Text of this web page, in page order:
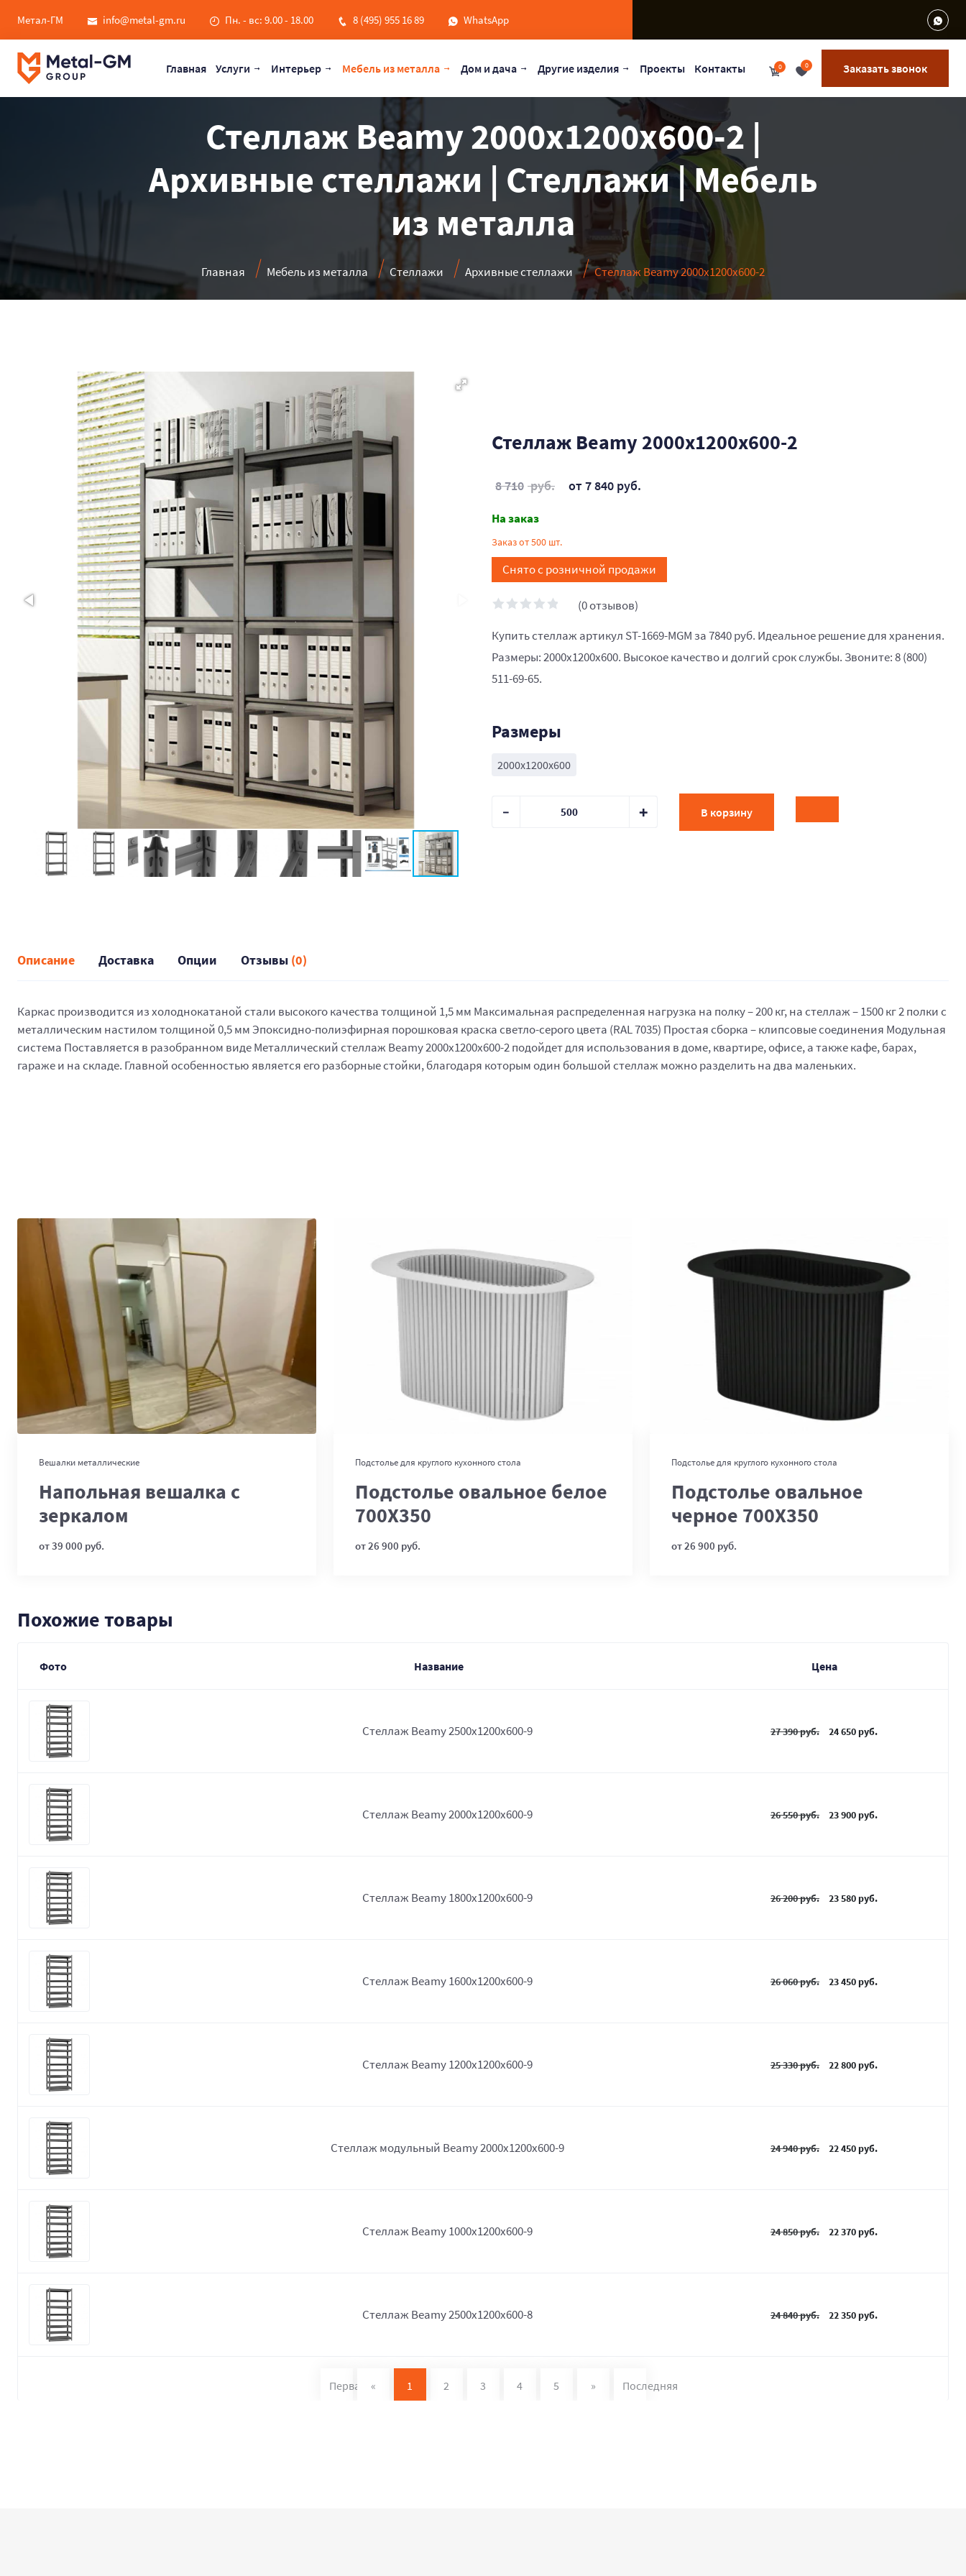
Метал-ГМ info@metal-gm.ru Пн. - вс: 9.00 - 18.00 8 (495) 955 16 89 WhatsApp
Главная Услуги Интерьер Мебель из металла Дом и дача Другие изделия Проекты Контакты 0 0 Заказать звонок
Стеллаж Beamy 2000x1200x600-2 |
Архивные стеллажи | Стеллажи | Мебель
из металла
Главная Мебель из металла Стеллажи Архивные стеллажи Стеллаж Beamy 2000x1200x600-2
Стеллаж Beamy 2000x1200x600-2
8 710 руб. от 7 840 руб.
На заказ
Заказ от 500 шт.
Снято с розничной продажи
(0 отзывов)
Купить стеллаж артикул ST-1669-MGM за 7840 руб. Идеальное решение для хранения.
Размеры: 2000x1200x600. Высокое качество и долгий срок службы. Звоните: 8 (800)
511-69-65.
Размеры
2000x1200x600
В корзину
Описание Доставка Опции Отзывы (0)
Каркас производится из холоднокатаной стали высокого качества толщиной 1,5 мм Максимальная распределенная нагрузка на полку – 200 кг, на стеллаж – 1500 кг 2 полки с
металлическим настилом толщиной 0,5 мм Эпоксидно-полиэфирная порошковая краска светло-серого цвета (RAL 7035) Простая сборка – клипсовые соединения Модульная
система Поставляется в разобранном виде Металлический стеллаж Beamy 2000x1200x600-2 подойдет для использования в доме, квартире, офисе, а также кафе, барах,
гараже и на складе. Главной особенностью является его разборные стойки, благодаря которым один большой стеллаж можно разделить на два маленьких.
Вешалки металлические
Напольная вешалка с
зеркалом
от 39 000 руб.
В корзину
Подстолье для круглого кухонного стола
Подстолье овальное белое
700Х350
от 26 900 руб.
В корзину
Подстолье для круглого кухонного стола
Подстолье овальное
черное 700Х350
от 26 900 руб.
Похожие товары
Фото Название Цена
Стеллаж Beamy 2500x1200x600-9 27 390 руб. 24 650 руб.
Стеллаж Beamy 2000x1200x600-9 26 550 руб. 23 900 руб.
Стеллаж Beamy 1800x1200x600-9 26 200 руб. 23 580 руб.
Стеллаж Beamy 1600x1200x600-9 26 060 руб. 23 450 руб.
Стеллаж Beamy 1200x1200x600-9 25 330 руб. 22 800 руб.
Стеллаж модульный Beamy 2000x1200x600-9 24 940 руб. 22 450 руб.
Стеллаж Beamy 1000x1200x600-9 24 850 руб. 22 370 руб.
Стеллаж Beamy 2500x1200x600-8 24 840 руб. 22 350 руб.
Первая « 1 2 3 4 5 » Последняя